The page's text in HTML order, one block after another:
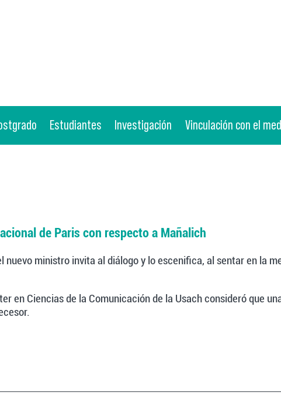
Estudiantes Investigación Vinculación con el
de Paris con respecto a Mañalich
ministro invita al diálogo y lo escenifica, al sentar en la
en Ciencias de la Comunicación de la Usach consideró que
de Paris con respecto a Mañalich